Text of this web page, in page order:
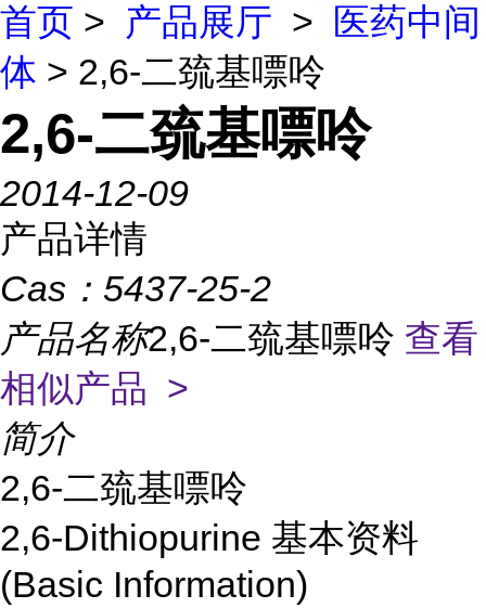
首页 > 产品展厅 >
医药中间
体 > 2,6-二巯基嘌呤
2,6-二巯基嘌呤
2014-12-09
产品详情
Cas： 5437-25-2
产品名称2,6-二巯基嘌呤 查看
相似产品 >
简介
2,6-二巯基嘌呤
2,6-Dithiopurine 基本资料
(Basic Information)